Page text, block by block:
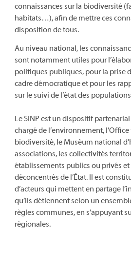
connaissances sur la biodiversité
habitats…), afin de mettre ces
disposition de tous.
Au niveau national, les
sont notamment utiles pour
politiques publiques, pour la prise
cadre démocratique et pour les
sur le suivi de l’état des
Le SINP est un dispositif
chargé de l’environnement, l’Office
biodiversité, le Muséum national
associations, les collectivités
établissements publics ou privés et
déconcentrés de l’État. Il est
d’acteurs qui mettent en partage
qu’ils détiennent selon un
règles communes, en s’appuyant
régionales.